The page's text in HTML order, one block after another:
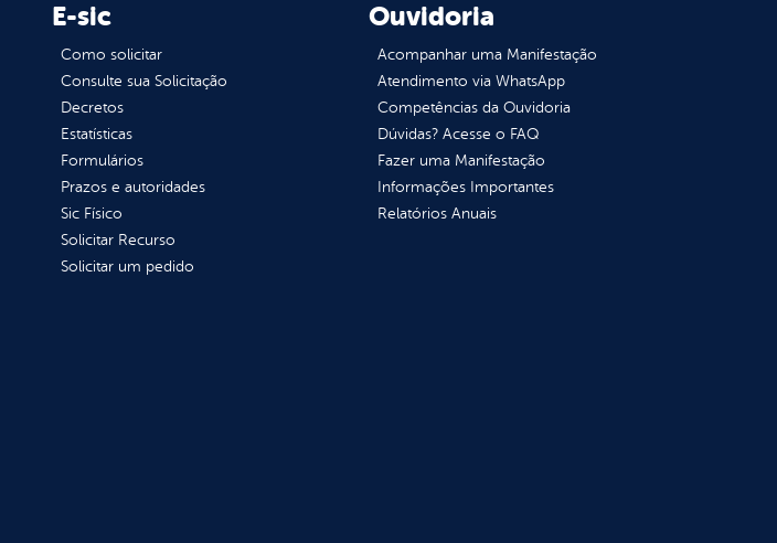
E-sic
Como solicitar
Consulte sua Solicitação
Decretos
Estatísticas
Formulários
Prazos e autoridades
Sic Físico
Solicitar Recurso
Solicitar um pedido
Ouvidoria
Acompanhar uma Manifestação
Atendimento via WhatsApp
Competências da Ouvidoria
Dúvidas? Acesse o FAQ
Fazer uma Manifestação
Informações Importantes
Relatórios Anuais